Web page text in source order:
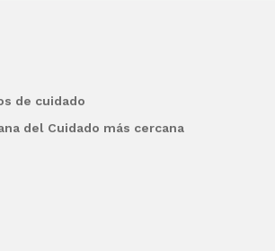
de cuidado
del Cuidado más cercana